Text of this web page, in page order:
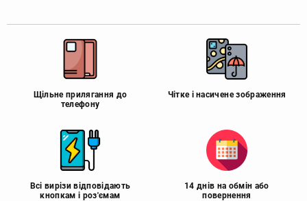
Щільне прилягання до
телефону
Чітке і насичене зображення
Всі вирізи відповідають
кнопкам і роз'ємам
14 днів на обмін або
повернення